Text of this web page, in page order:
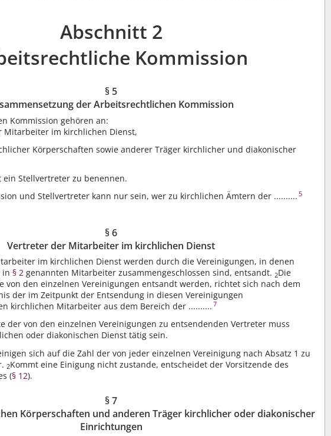
Abschnitt 2
Kommission
§ 5
der Arbeitsrechtlichen Kommission
Kommission gehören an:
Mitarbeiter im kirchlichen Dienst,
Körperschaften sowie anderer Träger kirchlicher und diakonischer
ein Stellvertreter zu benennen.
und Stellvertreter kann nur sein, wer zu kirchlichen Ämtern der .......... 5
§ 6
Vertreter der Mitarbeiter im kirchlichen Dienst
im kirchlichen Dienst werden durch die Vereinigungen, in denen
in § 2 genannten Mitarbeiter zusammengeschlossen sind, entsandt. 2Die
von den einzelnen Vereinigungen entsandt werden, richtet sich nach dem
der im Zeitpunkt der Entsendung in diesen Vereinigungen
kirchlichen Mitarbeiter aus dem Bereich der .......... 7
der von den einzelnen Vereinigungen zu entsendenden Vertreter muss
oder diakonischen Dienst tätig sein.
sich auf die Zahl der von jeder einzelnen Vereinigung nach Absatz 1 zu
2Kommt eine Einigung nicht zustande, entscheidet der Vorsitzende des
(§ 12).
§ 7
Körperschaften und anderen Träger kirchlicher oder diakonischer
Einrichtungen